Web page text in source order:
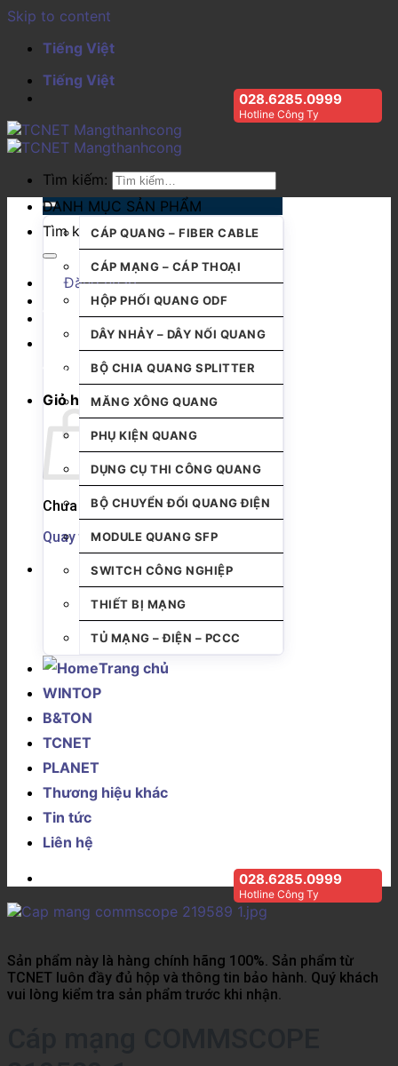
Skip to content
Tiếng Việt
Tiếng Việt
028.6285.0999
Hotline Công Ty
Tìm kiếm:
Tìm kiếm:
Đăng nhập
Giỏ hàng
Chưa có sản phẩm trong giỏ hàng.
Quay trở lại cửa hàng
DANH MỤC SẢN PHẨM
CÁP QUANG – FIBER CABLE
CÁP MẠNG – CÁP THOẠI
HỘP PHỐI QUANG ODF
DÂY NHẢY – DÂY NỐI QUANG
BỘ CHIA QUANG SPLITTER
MĂNG XÔNG QUANG
PHỤ KIỆN QUANG
DỤNG CỤ THI CÔNG QUANG
BỘ CHUYỂN ĐỔI QUANG ĐIỆN
MODULE QUANG SFP
SWITCH CÔNG NGHIỆP
THIẾT BỊ MẠNG
TỦ MẠNG – ĐIỆN – PCCC
Trang chủ
WINTOP
B&TON
TCNET
PLANET
Thương hiệu khác
Tin tức
Liên hệ
028.6285.0999
Hotline Công Ty
Sản phẩm này là hàng chính hãng 100%. Sản phẩm từ
TCNET luôn đầy đủ hộp và thông tin bảo hành. Quý khách
vui lòng kiểm tra sản phẩm trước khi nhận.